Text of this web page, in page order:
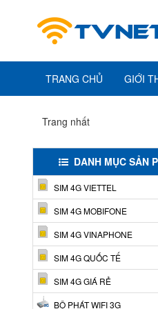
TRANG CHỦ GIỚI
Trang nhất
DANH MỤC SẢN
SIM 4G VIETTEL
SIM 4G MOBIFONE
SIM 4G VINAPHONE
SIM 4G QUỐC TẾ
SIM 4G GIÁ RẺ
BỘ PHÁT WIFI 3G